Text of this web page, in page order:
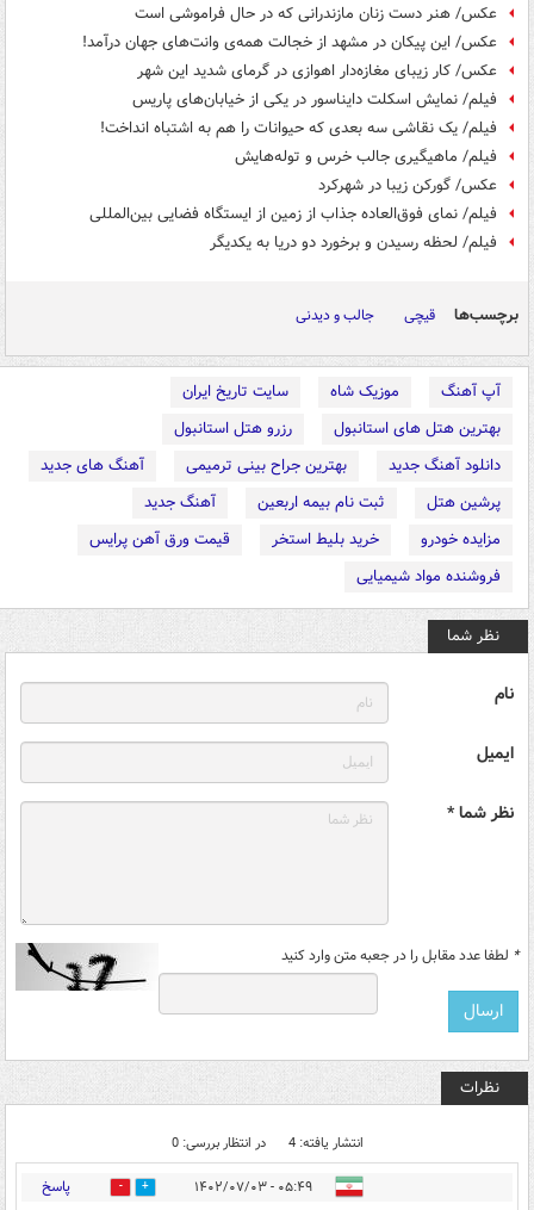
عکس/ هنر دست زنان مازندرانی که در حال فراموشی است
عکس/ این پیکان در مشهد از خجالت همه‌ی وانت‌های جهان درآمد!
عکس/ کار زیبای مغازه‌دار اهوازی در گرمای شدید این شهر
فیلم/ نمایش اسکلت دایناسور در یکی از خیابان‌های پاریس
فیلم/ یک نقاشی سه بعدی که حیوانات را هم به اشتباه انداخت!
فیلم/ ماهیگیری جالب خرس و توله‌هایش
عکس/ گورکن زیبا در شهرکرد
فیلم/ نمای فوق‌العاده جذاب از زمین از ایستگاه فضایی بین‌المللی
فیلم/ لحظه رسیدن و برخورد دو دریا به یکدیگر
برچسب‌ها قیچی جالب و دیدنی
آپ آهنگ موزیک شاه
سایت تاریخ ایران
بهترین هتل های استانبول
رزرو هتل استانبول
دانلود آهنگ جدید
بهترین جراح بینی ترمیمی
آهنگ های جدید
پرشین هتل
ثبت نام بیمه اربعین
آهنگ جدید
مزایده خودرو
خرید بلیط استخر
قیمت ورق آهن پرایس
فروشنده مواد شیمیایی
نظر شما
نام
ایمیل
نظر شما *
* لطفا عدد مقابل را در جعبه متن وارد کنید
نظرات
انتشار یافته: 4 در انتظار بررسی: 0
۰۵:۴۹ - ۱۴۰۲/۰۷/۰۳ 4 پاسخ